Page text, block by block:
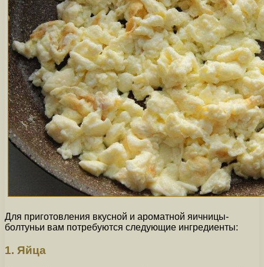
Для приготовления вкусной и ароматной яичницы-
болтуньи вам потребуются следующие ингредиенты:
1. Яйца